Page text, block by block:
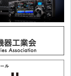
バーター発電機
入
用電源考察